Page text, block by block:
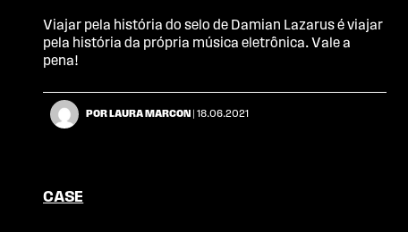
Viajar pela história do selo de Damian Lazarus é viajar
pela história da própria música eletrônica. Vale a
pena!
POR LAURA MARCON | 18.06.2021
CASE